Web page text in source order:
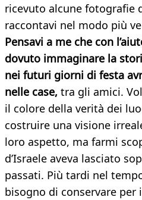
ricevuto alcune fotografie
raccontavi nel modo più
Pensavi a me che con
dovuto immaginare la
nei futuri giorni di festa
nelle case, tra gli amici.
il colore della verità dei
costruire una visione
loro aspetto, ma farmi
d’Israele aveva lasciato
passati. Più tardi nel
bisogno di conservare per